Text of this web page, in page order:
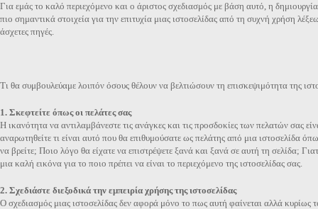
Για εμάς το καλό περιεχόμενο και ο άριστος σχεδιασμός με βάση αυτό, η
πιο σημαντικά στοιχεία για την επιτυχία μιας ιστοσελίδας από τη συχνή χρήση
άσχετες πηγές.
Τι θα συμβουλεύαμε λοιπόν όσους θέλουν να βελτιώσουν τη επισκεψιμότητα της
1. Σκεφτείτε όπως οι πελάτες σας
Η ικανότητα να αντιλαμβάνεστε τις ανάγκες και τις προσδοκίες των πελατών σας
αναρωτηθείτε τι είναι αυτό που θα επιθυμούσατε ως πελάτης από μια ιστοσελίδα
να βρείτε; Ποιο λόγο θα είχατε να επιστρέψετε ξανά και ξανά σε αυτή τη σελίδα;
μια καλή εικόνα για το ποιο πρέπει να είναι το περιεχόμενο της ιστοσελίδας σας.
2. Σχεδιάστε διεξοδικά την εμπειρία χρήσης της ιστοσελίδας
Ο σχεδιασμός μιας ιστοσελίδας δεν αφορά μόνο το πως αυτή φαίνεται αλλά κυρίως